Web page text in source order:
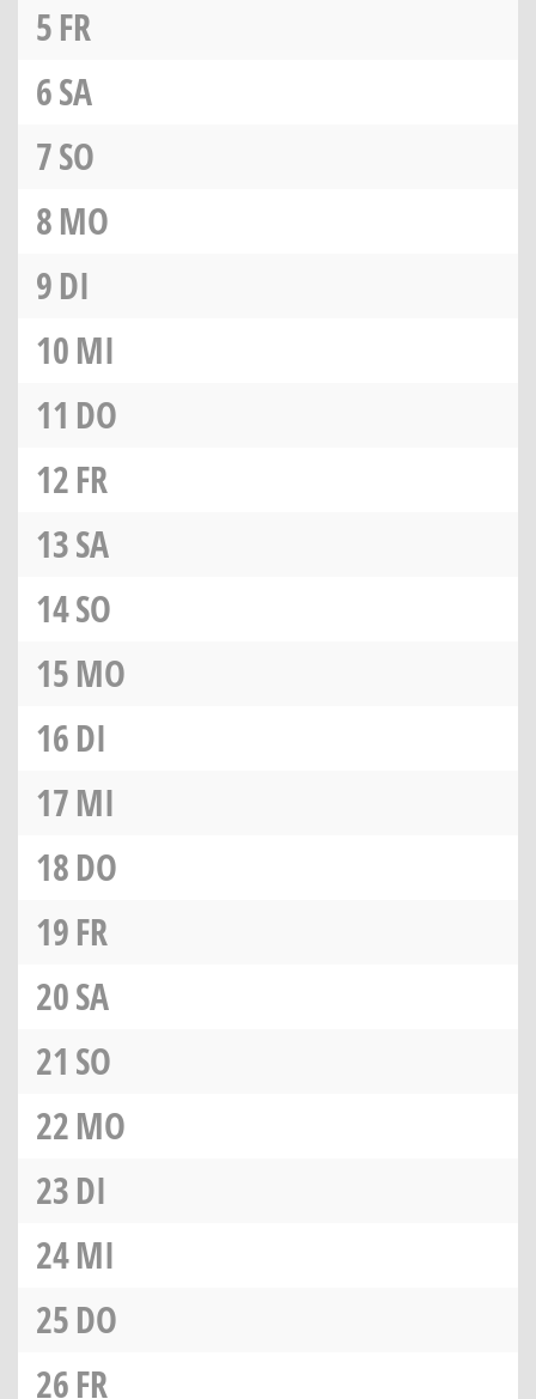
5FR
6SA
7SO
8MO
9DI
10MI
11 DO
12FR
13SA
14SO
15MO
16DI
17MI
18DO
19FR
20SA
21 SO
22MO
23DI
24MI
25DO
26FR